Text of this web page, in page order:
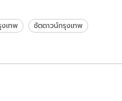
ตัดสินใจ 90%
เทพ
ชัตดาวน์กรุงเทพ